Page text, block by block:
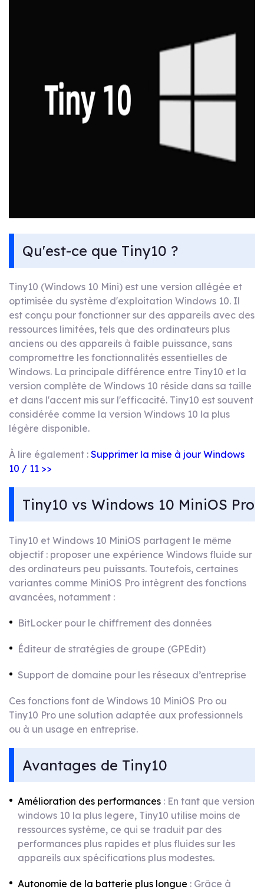
Qu'est-ce que Tiny10 ?
Tiny10 (Windows 10 Mini) est une version allégée et
optimisée du système d'exploitation Windows 10. Il
est conçu pour fonctionner sur des appareils avec des
ressources limitées, tels que des ordinateurs plus
anciens ou des appareils à faible puissance, sans
compromettre les fonctionnalités essentielles de
Windows. La principale différence entre Tiny10 et la
version complète de Windows 10 réside dans sa taille
et dans l'accent mis sur l'efficacité. Tiny10 est souvent
considérée comme la version Windows 10 la plus
légère disponible.
À lire également : Supprimer la mise à jour Windows
10 / 11 >>
Tiny10 vs Windows 10 MiniOS Pro
Tiny10 et Windows 10 MiniOS partagent le même
objectif : proposer une expérience Windows fluide sur
des ordinateurs peu puissants. Toutefois, certaines
variantes comme MiniOS Pro intègrent des fonctions
avancées, notamment :
BitLocker pour le chiffrement des données
Éditeur de stratégies de groupe (GPEdit)
Support de domaine pour les réseaux d’entreprise
Ces fonctions font de Windows 10 MiniOS Pro ou
Tiny10 Pro une solution adaptée aux professionnels
ou à un usage en entreprise.
Avantages de Tiny10
Amélioration des performances : En tant que version
windows 10 la plus legere, Tiny10 utilise moins de
ressources système, ce qui se traduit par des
performances plus rapides et plus fluides sur les
appareils aux spécifications plus modestes.
Autonomie de la batterie plus longue : Grâce à